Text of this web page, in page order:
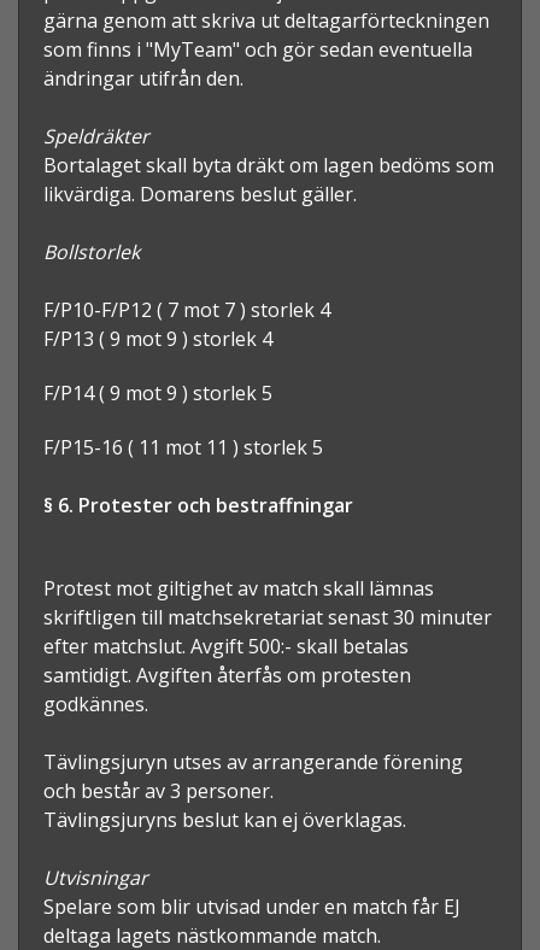
gärna genom att skriva ut deltagarförteckningen
som finns i "MyTeam" och gör sedan eventuella
ändringar utifrån den.
Speldräkter
Bortalaget skall byta dräkt om lagen bedöms som
likvärdiga. Domarens beslut gäller.
Bollstorlek
F/P10-F/P12 ( 7 mot 7 ) storlek 4
F/P13 ( 9 mot 9 ) storlek 4
F/P14 ( 9 mot 9 ) storlek 5
F/P15-16 ( 11 mot 11 ) storlek 5
§ 6. Protester och bestraffningar
Protest mot giltighet av match skall lämnas
skriftligen till matchsekretariat senast 30 minuter
efter matchslut. Avgift 500:- skall betalas
samtidigt. Avgiften återfås om protesten
godkännes.
Tävlingsjuryn utses av arrangerande förening
och består av 3 personer.
Tävlingsjuryns beslut kan ej överklagas.
Utvisningar
Spelare som blir utvisad under en match får EJ
deltaga lagets nästkommande match.